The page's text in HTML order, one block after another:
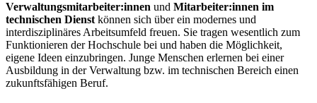
Verwaltungsmitarbeiter:innen und Mitarbeiter:innen im
technischen Dienst können sich über ein modernes und
interdisziplinäres Arbeitsumfeld freuen. Sie tragen wesentlich zum
Funktionieren der Hochschule bei und haben die Möglichkeit,
eigene Ideen einzubringen. Junge Menschen erlernen bei einer
Ausbildung in der Verwaltung bzw. im technischen Bereich einen
zukunftsfähigen Beruf.